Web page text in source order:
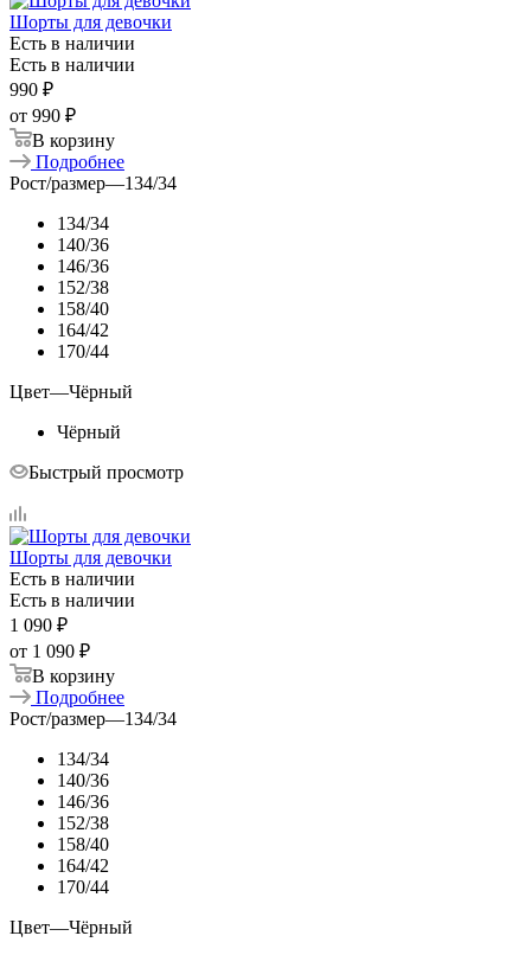
Шорты для девочки
Есть в наличии
Есть в наличии
990 ₽
от 990 ₽
В корзину
Подробнее
Рост/размер—134/34
134/34
140/36
146/36
152/38
158/40
164/42
170/44
Цвет—Чёрный
Чёрный
Быстрый просмотр
Шорты для девочки
Есть в наличии
Есть в наличии
1 090 ₽
от 1 090 ₽
В корзину
Подробнее
Рост/размер—134/34
134/34
140/36
146/36
152/38
158/40
164/42
170/44
Цвет—Чёрный